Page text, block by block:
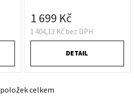
1 404,13 Kč bez DPH
1 699 Kč
DETAIL
O
položek celkem